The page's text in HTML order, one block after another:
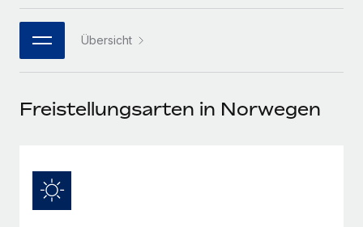
MCP
Integrationen
Tools
Frag unsere Expert:innen
Hilfe von Expert:innen für globale HR & Compliance
PARTNER WERDEN
Flexible Einbettung von Global-HR-Funktionen in deine
Partner werden
Remote Build
Beratung zu Integrationen und KI-Automatisierung
Bibliothek für Stellenbeschreibungen
Webinare
Events
Informationen zu Gehältern und Qualifikationen
Insights Center
한국어 Übersicht
Freistellungsarten in Norwegen